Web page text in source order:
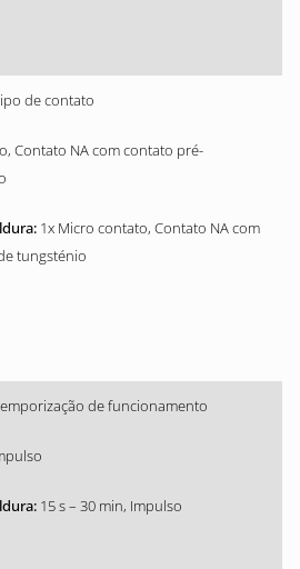
de contato
Contato NA com contato pré-
1x Micro contato, Contato NA com
tungsténio
de funcionamento
15 s – 30 min, Impulso